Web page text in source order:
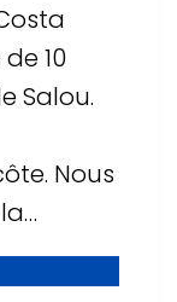
10
Salou.
Nous